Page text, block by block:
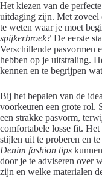
Het kiezen van de
uitdaging zijn. Met zoveel
te weten waar je moet
spijkerbroek? De eerste
Verschillende pasvormen
hebben op je uitstraling.
kennen en te begrijpen
Bij het bepalen van de
voorkeuren een grote rol.
een strakke pasvorm,
comfortabele losse fit.
stijlen uit te proberen en
Denim fashion tips
door je te adviseren over
zijn en welke materialen